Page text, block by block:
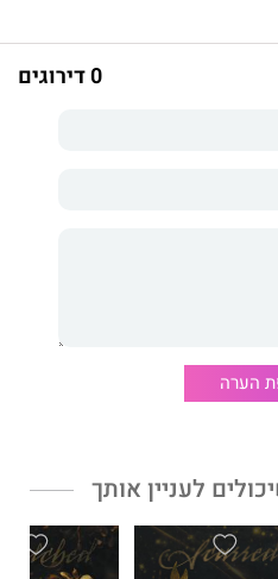
חמדניות ושפתיים חסרות
אותו. הוא לא יכול לחשוב על
שלו.
0 דירוגים
הערה
לעניין אותך